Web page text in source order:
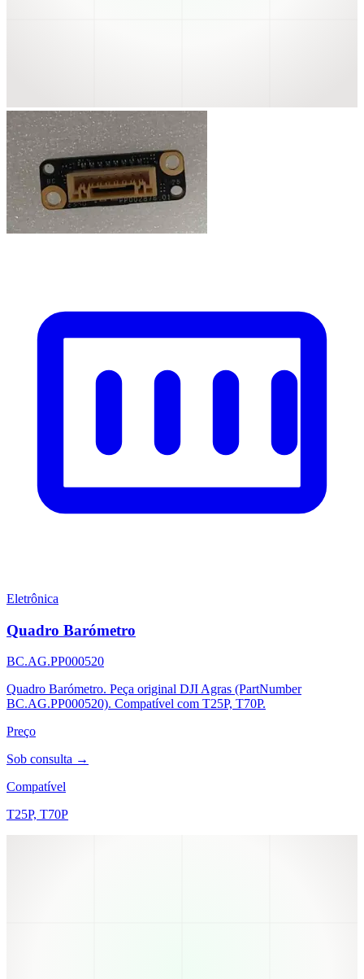
Eletrônica
Quadro Barómetro
BC.AG.PP000520
Quadro Barómetro. Peça original DJI Agras (PartNumber
BC.AG.PP000520). Compatível com T25P, T70P.
Preço
Sob consulta →
Compatível
T25P, T70P